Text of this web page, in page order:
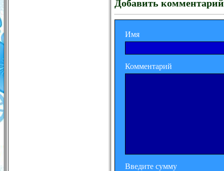
Добавить комментарий
Имя
Комментарий
Введите сумму